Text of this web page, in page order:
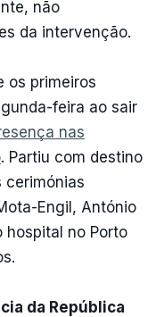
não
da intervenção.
os primeiros
feira ao sair
nas
. Partiu com destino
cerimónias
Engil, António
hospital no Porto
da República